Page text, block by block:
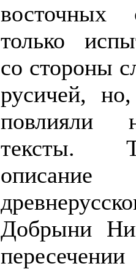
только
со стороны
русичей,
повлияли
тексты.
Добрыни